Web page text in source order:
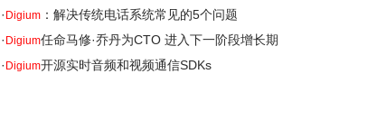
· Digium ：解决传统电话系统常见的5个问题
· Digium任命马修·乔丹为CTO 进入下一阶段增长期
· Digium开源实时音频和视频通信SDKs